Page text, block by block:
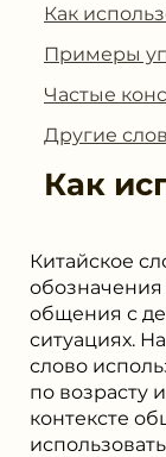
Как
Примеры
Частые
Другие
Как
Китайское
обозначения
общения с
ситуациях.
слово
по возрасту
контексте